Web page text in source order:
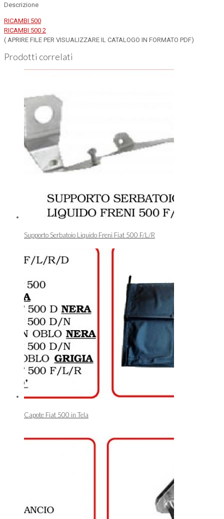
Descrizione
RICAMBI 500
RICAMBI 500 2
( APRIRE FILE PER VISUALIZZARE IL CATALOGO IN FORMATO PDF)
Prodotti correlati
Supporto Serbatoio Liquido Freni Fiat 500 F/L/R
Capote Fiat 500 in Tela